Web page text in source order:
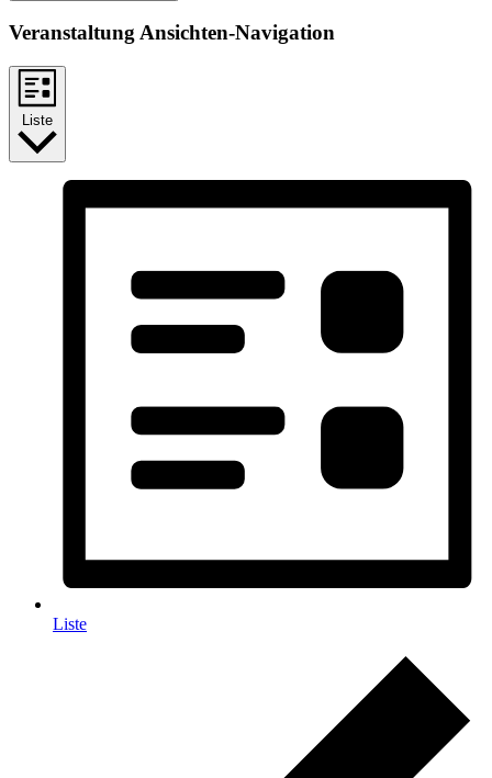
Veranstaltung Ansichten-Navigation
Liste
Liste